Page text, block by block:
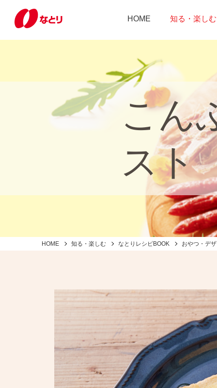
HOME 知る・楽しむ
こん
スト
HOME 知る・楽しむ なとりレシピBOOK おやつ・デ